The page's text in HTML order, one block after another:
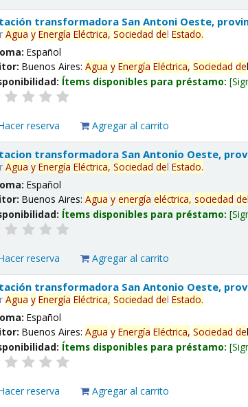
transformadora San Antoni Oeste,
Agua y Energía Eléctrica, Sociedad delEstado.
Español
Buenos Aires:Agua y Energía Eléctrica, Sociedad de
Ítems disponibles para préstamo:
reserva Agregar al carrito
transformadora San Antonio Oeste,
Agua y Energía Eléctrica, Sociedad delEstado.
Español
Buenos Aires:Agua y energía eléctrica, sociedad de
Ítems disponibles para préstamo:
reserva Agregar al carrito
transformadora San Antonio Oeste,
Agua y Energía Eléctrica, Sociedad delEstado.
Español
Buenos Aires:Agua y Energía Eléctrica, Sociedad de
Ítems disponibles para préstamo:
reserva Agregar al carrito